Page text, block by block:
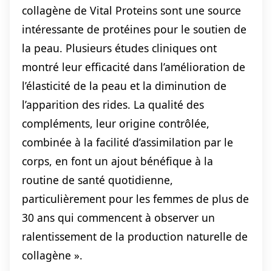
collagène de Vital Proteins sont une source
intéressante de protéines pour le soutien de
la peau. Plusieurs études cliniques ont
montré leur efficacité dans l’amélioration de
l’élasticité de la peau et la diminution de
l’apparition des rides. La qualité des
compléments, leur origine contrôlée,
combinée à la facilité d’assimilation par le
corps, en font un ajout bénéfique à la
routine de santé quotidienne,
particulièrement pour les femmes de plus de
30 ans qui commencent à observer un
ralentissement de la production naturelle de
collagène ».